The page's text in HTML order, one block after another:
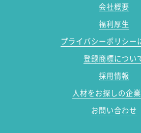
会社概要
福利厚生
プライバシーポリシー
登録商標につい
採用情報
人材をお探しの企
お問い合わせ